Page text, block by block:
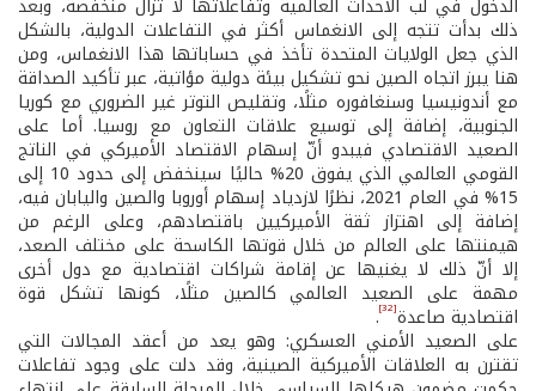
ذلك بدأت تتجه إلى الانغماس أكثر في التفاعلات الدولية، بالشكل
الذي جعل الولايات المتحدة تأخذ في حساباتها هذا الانغماس، ومن
هنا يبرز اتجاه الصين نحو تشكيل بيئة دولية مؤاتية، عبر تأكيد الصداقة
مع أندونيسيا وسنغافوره مثلًا، وتقليص التوتر غير الضروري مع كوريا
الجنوبية، إضافة إلى توسيع علاقات التعاون مع روسيا. أما على
الصعيد الاقتصادي فيبدو أنّ إسهام الاقتصاد الأميركي في الناتج
القومي العالمي الذي يفوق 20% حاليًا سينخفض إلى حدود 10 إلى
15% في العام 2021، نظرًا لازدياد إسهام أوروبا والصين واليابان فيه،
إضافة إلى اهتزاز ثقة الأميركيين باقتصادهم، وعلى الرغم من
هيمنتها على العالم من خلال قوتها الكاسحة على مختلف الصعد،
إلا أنّ ذلك لا يغنيها عن إقامة شراكات اقتصادية مع دول أخرى
مهمة على الصعيد العالمي كالصين مثلًا، كونها تشكل قوة
اقتصادية صاعدة[32]
.
على الصعيد الأمني العسكري: وهو يعد من أعقد المجالات التي
تقترن به العلاقات الأميركية الصينية، وقد دلت على وجود تفاعلات